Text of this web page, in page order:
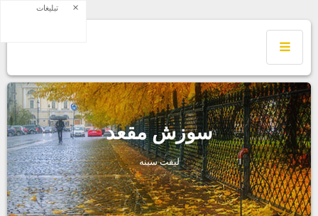
سوزش مقعد
ليفت سينه
تبلیغات ×